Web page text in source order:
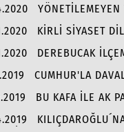
KİRLİ SİYASET
DEREBUCAK
CUMHUR'LA
BU KAFA İLE AK